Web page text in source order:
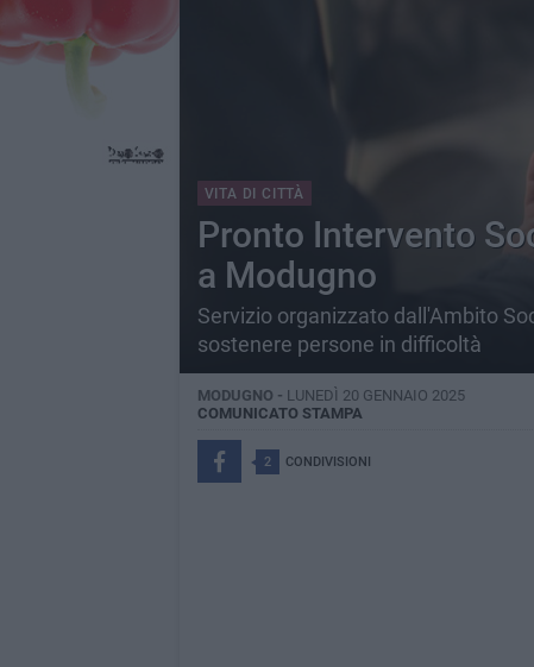
VITA DI CITTÀ
Pronto Intervento
a Modugno
Servizio organizzato dall'Ambito
sostenere persone in difficoltà
MODUGNO - LUNEDÌ 20 GENNAIO 2025
COMUNICATO STAMPA
2 CONDIVISIONI